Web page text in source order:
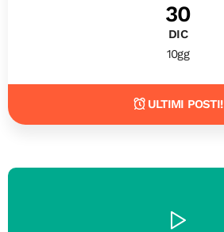
30
DIC
10gg
ULTIMI POSTI!